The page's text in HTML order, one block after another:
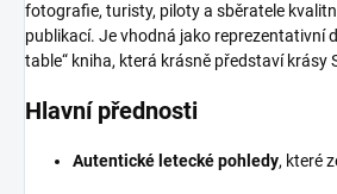
fotografie, turisty, piloty a sběratele
publikací. Je vhodná jako reprezentativní
table“ kniha, která krásně představí krásy
Hlavní přednosti
Autentické letecké pohledy, které